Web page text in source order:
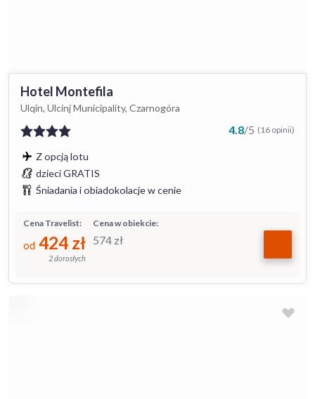
Hotel Montefila
Ulqin, Ulcinj Municipality, Czarnogóra
4.8/5 (16 opinii)
Z opcją lotu
dzieci GRATIS
Śniadania i obiadokolacje w cenie
Cena w obiekcie:
574 zł
Cena Travelist:
od 424 zł
2 dorosłych